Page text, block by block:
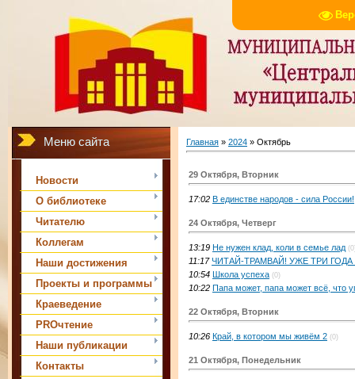
Меню сайта
Новости
О библиотеке
Читателю
Коллегам
Наши достижения
Проекты и программы
Краеведение
PROчтение
Наши публикации
Контакты
Главная » 2024 » Октябрь
29 Октября, Вторник
17:02 В единстве народов - сила России!
24 Октября, Четверг
13:19 Не нужен клад, коли в семье лад
11:17 ЧИТАЙ-ТРАМВАЙ! УЖЕ ТРИ ГОДА
10:54 Школа успеха (0)
10:22 Папа может, папа может всё, что
22 Октября, Вторник
10:26 Край, в котором мы живём 2 (0)
21 Октября, Понедельник